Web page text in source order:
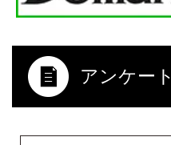
アンケート